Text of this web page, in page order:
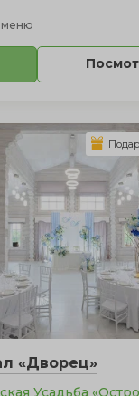
меню
«Дворец»
Усадьба